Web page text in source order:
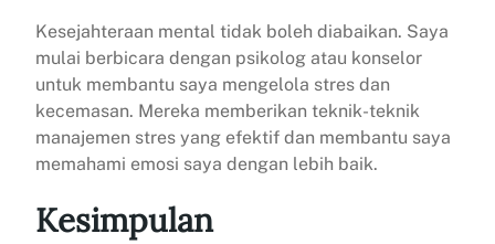
Kesejahteraan mental tidak boleh diabaikan. Saya
mulai berbicara dengan psikolog atau konselor
untuk membantu saya mengelola stres dan
kecemasan. Mereka memberikan teknik-teknik
manajemen stres yang efektif dan membantu saya
memahami emosi saya dengan lebih baik.
Kesimpulan